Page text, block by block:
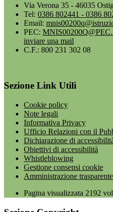
Via Verona 35 - 46035
Tel: 0386 802441 - 0386
Email:
PEC:
inviare una mail
C.F.: 800 231 302 08
Sezione Link Utili
Cookie policy
Note legali
Informativa Privacy
Ufficio Relazioni con il
Dichiarazione di
Obiettivi di accessibilità
Whistleblowing
Gestione consensi cookie
Amministrazione trasparente
Pagina visualizzata 2192